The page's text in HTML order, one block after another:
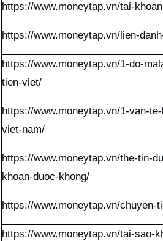
https://www.moneytap.vn/tai-
https://www.moneytap.vn/lien-
https://www.moneytap.vn/1-do-
tien-viet/
https://www.moneytap.vn/1-van-
viet-nam/
https://www.moneytap.vn/the-tin-
khoan-duoc-khong/
https://www.moneytap.vn/chuyen-
https://www.moneytap.vn/tai-sao-